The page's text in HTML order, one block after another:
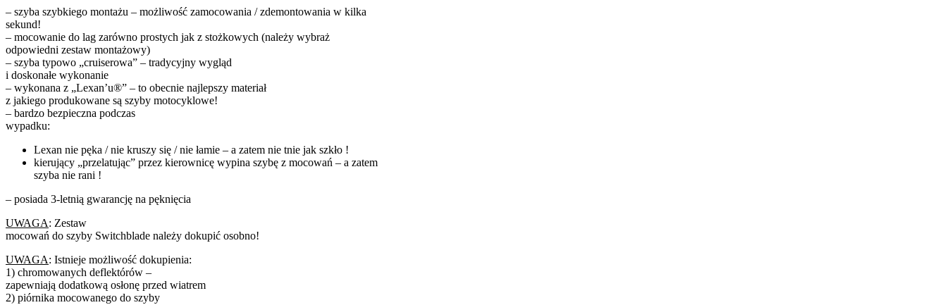
– szyba szybkiego montażu – możliwość zamocowania / zdemontowania w kilka
sekund!
– mocowanie do lag zarówno prostych jak z stożkowych (należy wybraż
odpowiedni zestaw montażowy)
– szyba typowo „cruiserowa” – tradycyjny wygląd
i doskonałe wykonanie
– wykonana z „Lexan’u®” – to obecnie najlepszy materiał
z jakiego produkowane są szyby motocyklowe!
– bardzo bezpieczna podczas
wypadku:
Lexan nie pęka / nie kruszy się / nie łamie – a zatem nie tnie jak szkło !
kierujący „przelatując” przez kierownicę wypina szybę z mocowań – a zatem
szyba nie rani !
– posiada 3-letnią gwarancję na pęknięcia
UWAGA: Zestaw
mocowań do szyby Switchblade należy dokupić osobno!
UWAGA: Istnieje możliwość dokupienia:
1) chromowanych deflektórów –
zapewniają dodatkową osłonę przed wiatrem
2) piórnika mocowanego do szyby